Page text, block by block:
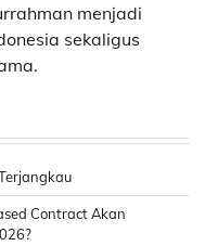
menjadi
sekaligus
Contract Akan